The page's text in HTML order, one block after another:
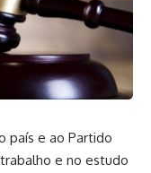
país e ao Partido
e no estudo